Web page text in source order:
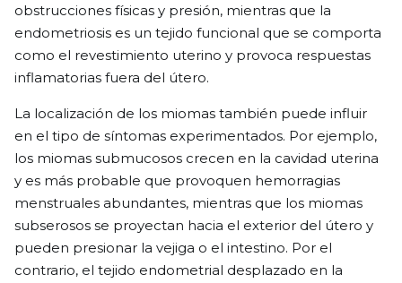
obstrucciones físicas y presión, mientras que la
endometriosis es un tejido funcional que se comporta
como el revestimiento uterino y provoca respuestas
inflamatorias fuera del útero.
La localización de los miomas también puede influir
en el tipo de síntomas experimentados. Por ejemplo,
los miomas submucosos crecen en la cavidad uterina
y es más probable que provoquen hemorragias
menstruales abundantes, mientras que los miomas
subserosos se proyectan hacia el exterior del útero y
pueden presionar la vejiga o el intestino. Por el
contrario, el tejido endometrial desplazado en la